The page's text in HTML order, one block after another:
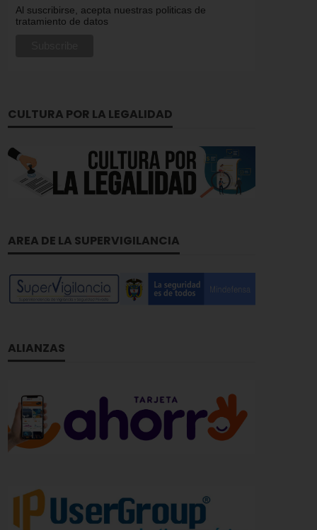
Al suscribirse, acepta nuestras politicas de
tratamiento de datos
CULTURA POR LA LEGALIDAD
AREA DE LA SUPERVIGILANCIA
ALIANZAS